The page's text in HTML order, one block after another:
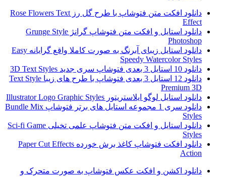
دانلود افکت متن فتوشاپ با طرح گل رز Rose Flowers Text
Effect
دانلود استایل و افکت متن فتوشاپ گرانژ Grunge Style
Photoshop
دانلود استایل زیبای آبرنگ به صورت کاملا واقع گرایانه Easy
Speedy Watercolor Styles
دانلود 10 استایل 3 بعدی فتوشاپ سری جدید 3D Text Styles
دانلود 12 استایل 3 بعدی فتوشاپ با طرح های زیبا Text Style
Premium 3D
دانلود استایل لوگو ایلاستریتور Illustrator Logo Graphic Styles
دانلود سری 1 مجموعه استایل های برتر فتوشاپ Bundle Mix
Styles
دانلود استایل و افکت متن فتوشاپ علمی تخیلی Sci-fi Game
Styles
دانلود افکت فتوشاپ کاغذ برش خورده Paper Cut Effects
Action
دانلود اکشن و افکت عکس فتوشاپ به صورت متحرک و